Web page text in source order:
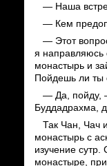
— Наша
— Кем
— Этот
я направляюсь
монастырь и
Пойдешь ли ты
— Да, пойду,
Буддадрахма,
Так Чан, Чач
монастырь с
изучение
монастыре,